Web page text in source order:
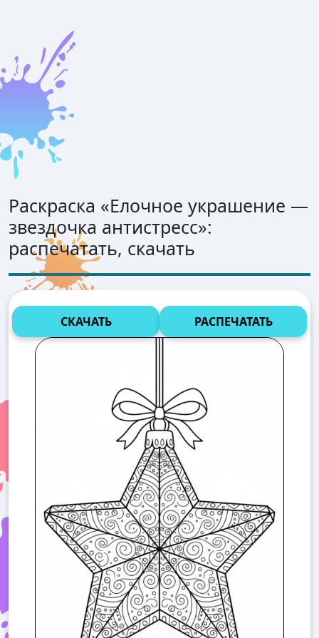
Раскраска «Елочное украшение —
звездочка антистресс»:
распечатать, скачать
СКАЧАТЬ РАСПЕЧАТАТЬ